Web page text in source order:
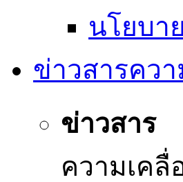
นโยบา
ข่าวสารคว
ข่าวสาร
ความเคลื่